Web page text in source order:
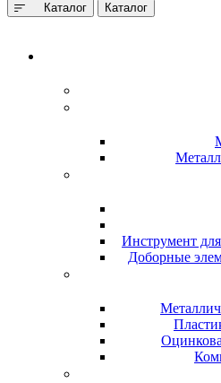
Каталог Каталог
Инструмент
Доборные